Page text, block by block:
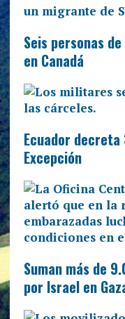
Seis personas
en Canadá
Ecuador decreta
Excepción
Suman más de
por Israel en